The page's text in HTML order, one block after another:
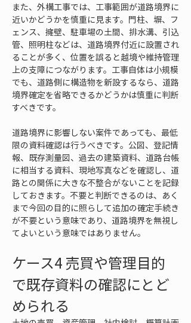
また、外構工事では、工事範囲が道路境界に
近いかどうかを慎重に見ます。門柱、塀、フ
ェンス、擁壁、駐車場の土間、排水溝、引込
管、照明柱などは、道路境界付近に設置され
ることが多く、位置を誤ると越境や維持管理
上の支障につながります。工事自体は小規模
でも、道路側に構造物を新設するなら、道路
境界確定を省略できるかどうかは慎重に判断
すべきです。
道路境界に影響しない案件であっても、最低
限の資料確認は行うべきです。公図、登記情
報、既存測量図、過去の建築資料、道路台帳
に相当する資料、現地写真などを確認し、道
路との関係に大きな不整合がないことを記録
しておきます。不要と判断できるのは、あく
まで今回の目的に照らして追加の確定手続き
が不要という意味であり、道路境界を無視し
てよいという意味ではありません。
ケース4 売買や管理目的
で既存資料の確認にとど
められる